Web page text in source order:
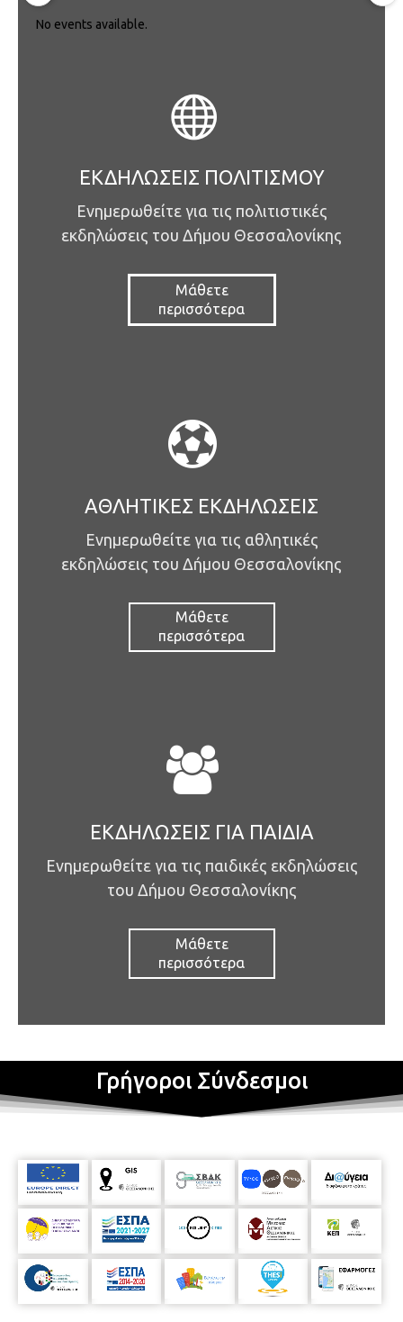
No events available.
ΕΚΔΗΛΏΣΕΙΣ ΠΟΛΙΤΙΣΜΟΎ
Ενημερωθείτε για τις πολιτιστικές
εκδηλώσεις του Δήμου Θεσσαλονίκης
Μάθετε
περισσότερα
ΑΘΛΗΤΙΚΈΣ ΕΚΔΗΛΏΣΕΙΣ
Ενημερωθείτε για τις αθλητικές
εκδηλώσεις του Δήμου Θεσσαλονίκης
Μάθετε
περισσότερα
ΕΚΔΗΛΏΣΕΙΣ ΓΙΑ ΠΑΙΔΙΆ
Ενημερωθείτε για τις παιδικές εκδηλώσεις
του Δήμου Θεσσαλονίκης
Μάθετε
περισσότερα
Γρήγοροι Σύνδεσμοι